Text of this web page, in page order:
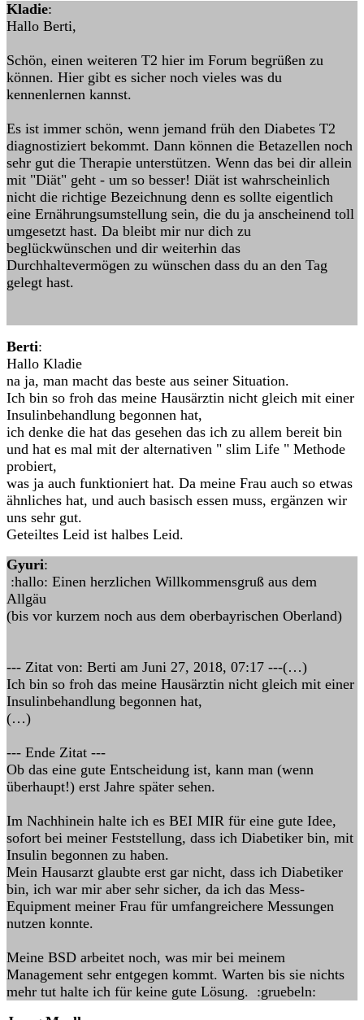
Kladie:
Hallo Berti,
Schön, einen weiteren T2 hier im Forum begrüßen zu
können. Hier gibt es sicher noch vieles was du
kennenlernen kannst.
Es ist immer schön, wenn jemand früh den Diabetes T2
diagnostiziert bekommt. Dann können die Betazellen noch
sehr gut die Therapie unterstützen. Wenn das bei dir allein
mit "Diät" geht - um so besser! Diät ist wahrscheinlich
nicht die richtige Bezeichnung denn es sollte eigentlich
eine Ernährungsumstellung sein, die du ja anscheinend toll
umgesetzt hast. Da bleibt mir nur dich zu
beglückwünschen und dir weiterhin das
Durchhaltevermögen zu wünschen dass du an den Tag
gelegt hast.
Berti:
Hallo Kladie
na ja, man macht das beste aus seiner Situation.
Ich bin so froh das meine Hausärztin nicht gleich mit einer
Insulinbehandlung begonnen hat,
ich denke die hat das gesehen das ich zu allem bereit bin
und hat es mal mit der alternativen " slim Life " Methode
probiert,
was ja auch funktioniert hat. Da meine Frau auch so etwas
ähnliches hat, und auch basisch essen muss, ergänzen wir
uns sehr gut.
Geteiltes Leid ist halbes Leid.
Gyuri:
:hallo: Einen herzlichen Willkommensgruß aus dem
Allgäu
(bis vor kurzem noch aus dem oberbayrischen Oberland)
--- Zitat von: Berti am Juni 27, 2018, 07:17 ---(…)
Ich bin so froh das meine Hausärztin nicht gleich mit einer
Insulinbehandlung begonnen hat,
(…)
--- Ende Zitat ---
Ob das eine gute Entscheidung ist, kann man (wenn
überhaupt!) erst Jahre später sehen.
Im Nachhinein halte ich es BEI MIR für eine gute Idee,
sofort bei meiner Feststellung, dass ich Diabetiker bin, mit
Insulin begonnen zu haben.
Mein Hausarzt glaubte erst gar nicht, dass ich Diabetiker
bin, ich war mir aber sehr sicher, da ich das Mess-
Equipment meiner Frau für umfangreichere Messungen
nutzen konnte.
Meine BSD arbeitet noch, was mir bei meinem
Management sehr entgegen kommt. Warten bis sie nichts
mehr tut halte ich für keine gute Lösung. :gruebeln: